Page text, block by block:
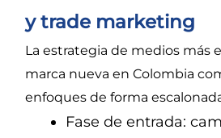
y trade marketing
La estrategia de medios más
marca nueva en Colombia
enfoques de forma
Fase de entrada: